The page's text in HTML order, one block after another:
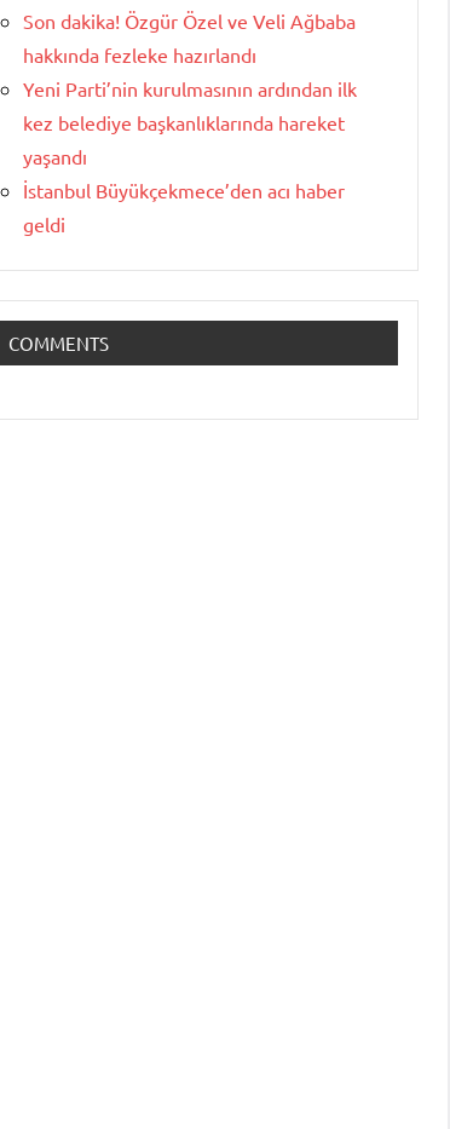
Son dakika! Özgür Özel ve Veli Ağbaba
hakkında fezleke hazırlandı
Yeni Parti’nin kurulmasının ardından ilk
kez belediye başkanlıklarında hareket
yaşandı
İstanbul Büyükçekmece’den acı haber
geldi
COMMENTS